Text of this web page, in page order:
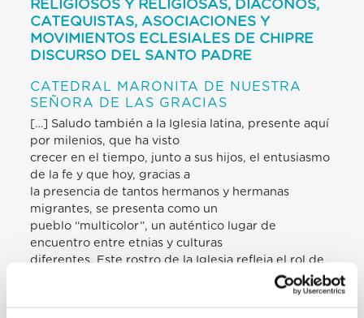
RELIGIOSOS Y RELIGIOSAS, DIÁCONOS,
CATEQUISTAS, ASOCIACIONES Y
MOVIMIENTOS ECLESIALES DE CHIPRE
DISCURSO DEL SANTO PADRE
CATEDRAL MARONITA DE NUESTRA
SEÑORA DE LAS GRACIAS
[…] Saludo también a la Iglesia latina, presente aquí
por milenios, que ha visto
crecer en el tiempo, junto a sus hijos, el entusiasmo
de la fe y que hoy, gracias a
la presencia de tantos hermanos y hermanas
migrantes, se presenta como un
pueblo “multicolor”, un auténtico lugar de
encuentro entre etnias y culturas
diferentes. Este rostro de la Iglesia refleja el rol de
europeo: una tierra de campos dorados, una isla